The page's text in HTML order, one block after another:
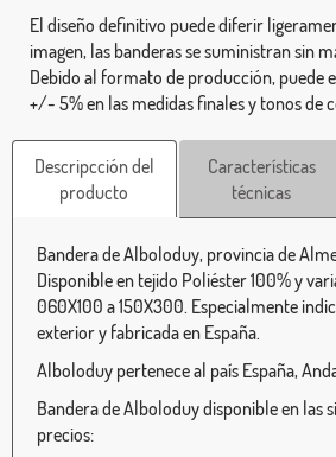
El diseño definitivo puede diferir
imagen, las banderas se suministran sin
Debido al formato de producción, puede
+/- 5% en las medidas finales y tonos de
Descripcción del
producto
Características
técnicas
Bandera de Alboloduy, provincia de
Disponible en tejido Poliéster 100% y
060X100 a 150X300. Especialmente
exterior y fabricada en España.
Alboloduy pertenece al país España,
Bandera de Alboloduy disponible en las
precios: